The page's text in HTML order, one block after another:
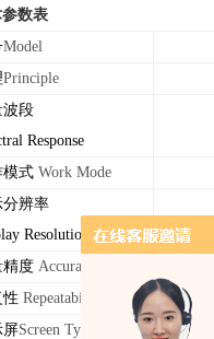
数表
Model
Principle
波段
Response
模式 Work Mode
分辨率
Resolution
精度 Accuracy
Repeatability
屏Screen Type